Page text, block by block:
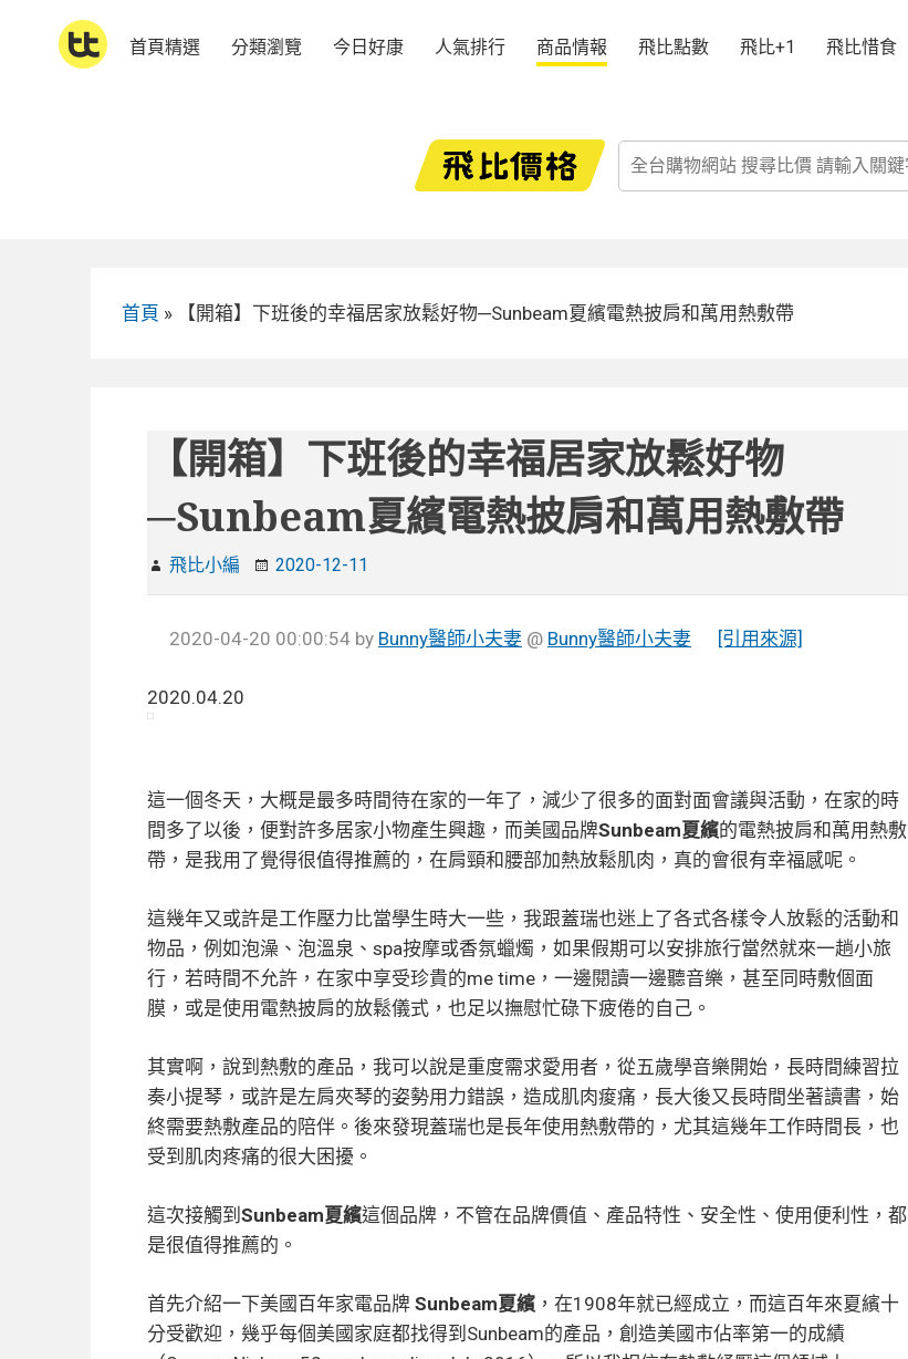
首頁精選 分類瀏覽 今日好康 人氣排行 商品情報 飛比點數 飛比+1 飛比惜食
首頁 » 【開箱】下班後的幸福居家放鬆好物─Sunbeam夏繽電熱披肩和萬用熱敷帶
【開箱】下班後的幸福居家放鬆好物
─Sunbeam夏繽電熱披肩和萬用熱敷帶
飛比小編 2020-12-11
2020-04-20 00:00:54 by Bunny醫師小夫妻 @ Bunny醫師小夫妻 [引用來源]
2020.04.20
這一個冬天，大概是最多時間待在家的一年了，減少了很多的面對面會議與活動，在家的時
間多了以後，便對許多居家小物產生興趣，而美國品牌Sunbeam夏繽的電熱披肩和萬用熱敷
帶，是我用了覺得很值得推薦的，在肩頸和腰部加熱放鬆肌肉，真的會很有幸福感呢。
這幾年又或許是工作壓力比當學生時大一些，我跟蓋瑞也迷上了各式各樣令人放鬆的活動和
物品，例如泡澡、泡溫泉、spa按摩或香氛蠟燭，如果假期可以安排旅行當然就來一趟小旅
行，若時間不允許，在家中享受珍貴的me time，一邊閱讀一邊聽音樂，甚至同時敷個面
膜，或是使用電熱披肩的放鬆儀式，也足以撫慰忙碌下疲倦的自己。
其實啊，說到熱敷的產品，我可以說是重度需求愛用者，從五歲學音樂開始，長時間練習拉
奏小提琴，或許是左肩夾琴的姿勢用力錯誤，造成肌肉痠痛，長大後又長時間坐著讀書，始
終需要熱敷產品的陪伴。後來發現蓋瑞也是長年使用熱敷帶的，尤其這幾年工作時間長，也
受到肌肉疼痛的很大困擾。
這次接觸到 Sunbeam夏繽這個品牌，不管在品牌價值、產品特性、安全性、使用便利性，都
是很值得推薦的。
首先介紹一下美國百年家電品牌 Sunbeam夏繽 ，在1908年就已經成立，而這百年來夏繽十
分受歡迎，幾乎每個美國家庭都找得到Sunbeam的產品，創造美國市佔率第一的成績